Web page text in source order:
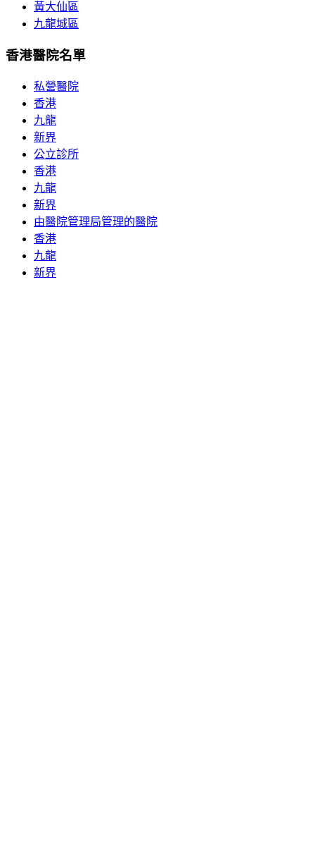
黃大仙區
九龍城區
香港醫院名單
私營醫院
香港
九龍
新界
公立診所
香港
九龍
新界
由醫院管理局管理的醫院
香港
九龍
新界